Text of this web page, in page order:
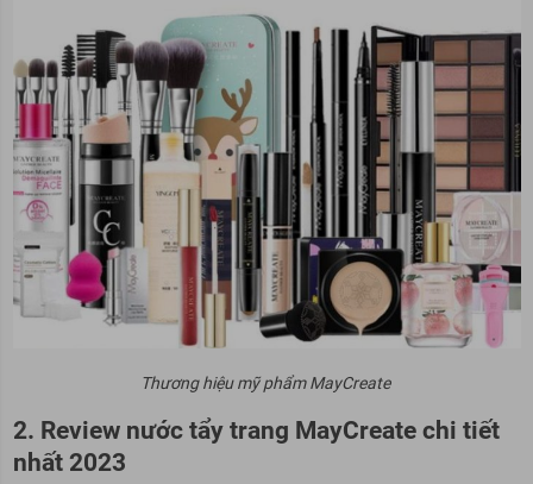
Thương hiệu mỹ phẩm MayCreate
2. Review nước tẩy trang MayCreate chi tiết
nhất 2023